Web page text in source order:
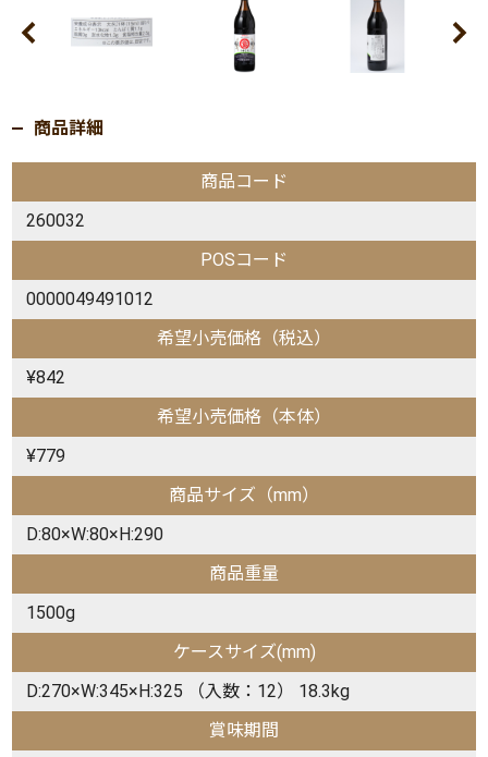
商品詳細
商品コード
260032
POSコード
0000049491012
希望小売価格（税込）
¥842
希望小売価格（本体）
¥779
商品サイズ（mm）
D:80×W:80×H:290
商品重量
1500g
ケースサイズ(mm)
D:270×W:345×H:325 （入数：12） 18.3kg
賞味期間